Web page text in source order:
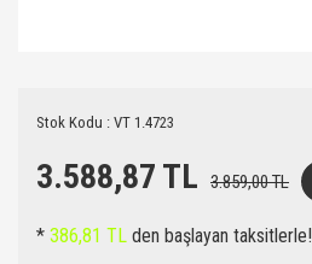
Stok Kodu : VT 1.4723
3.588,87 TL 3.859,00 TL
* 386,81 TL den başlayan taksitlerle!